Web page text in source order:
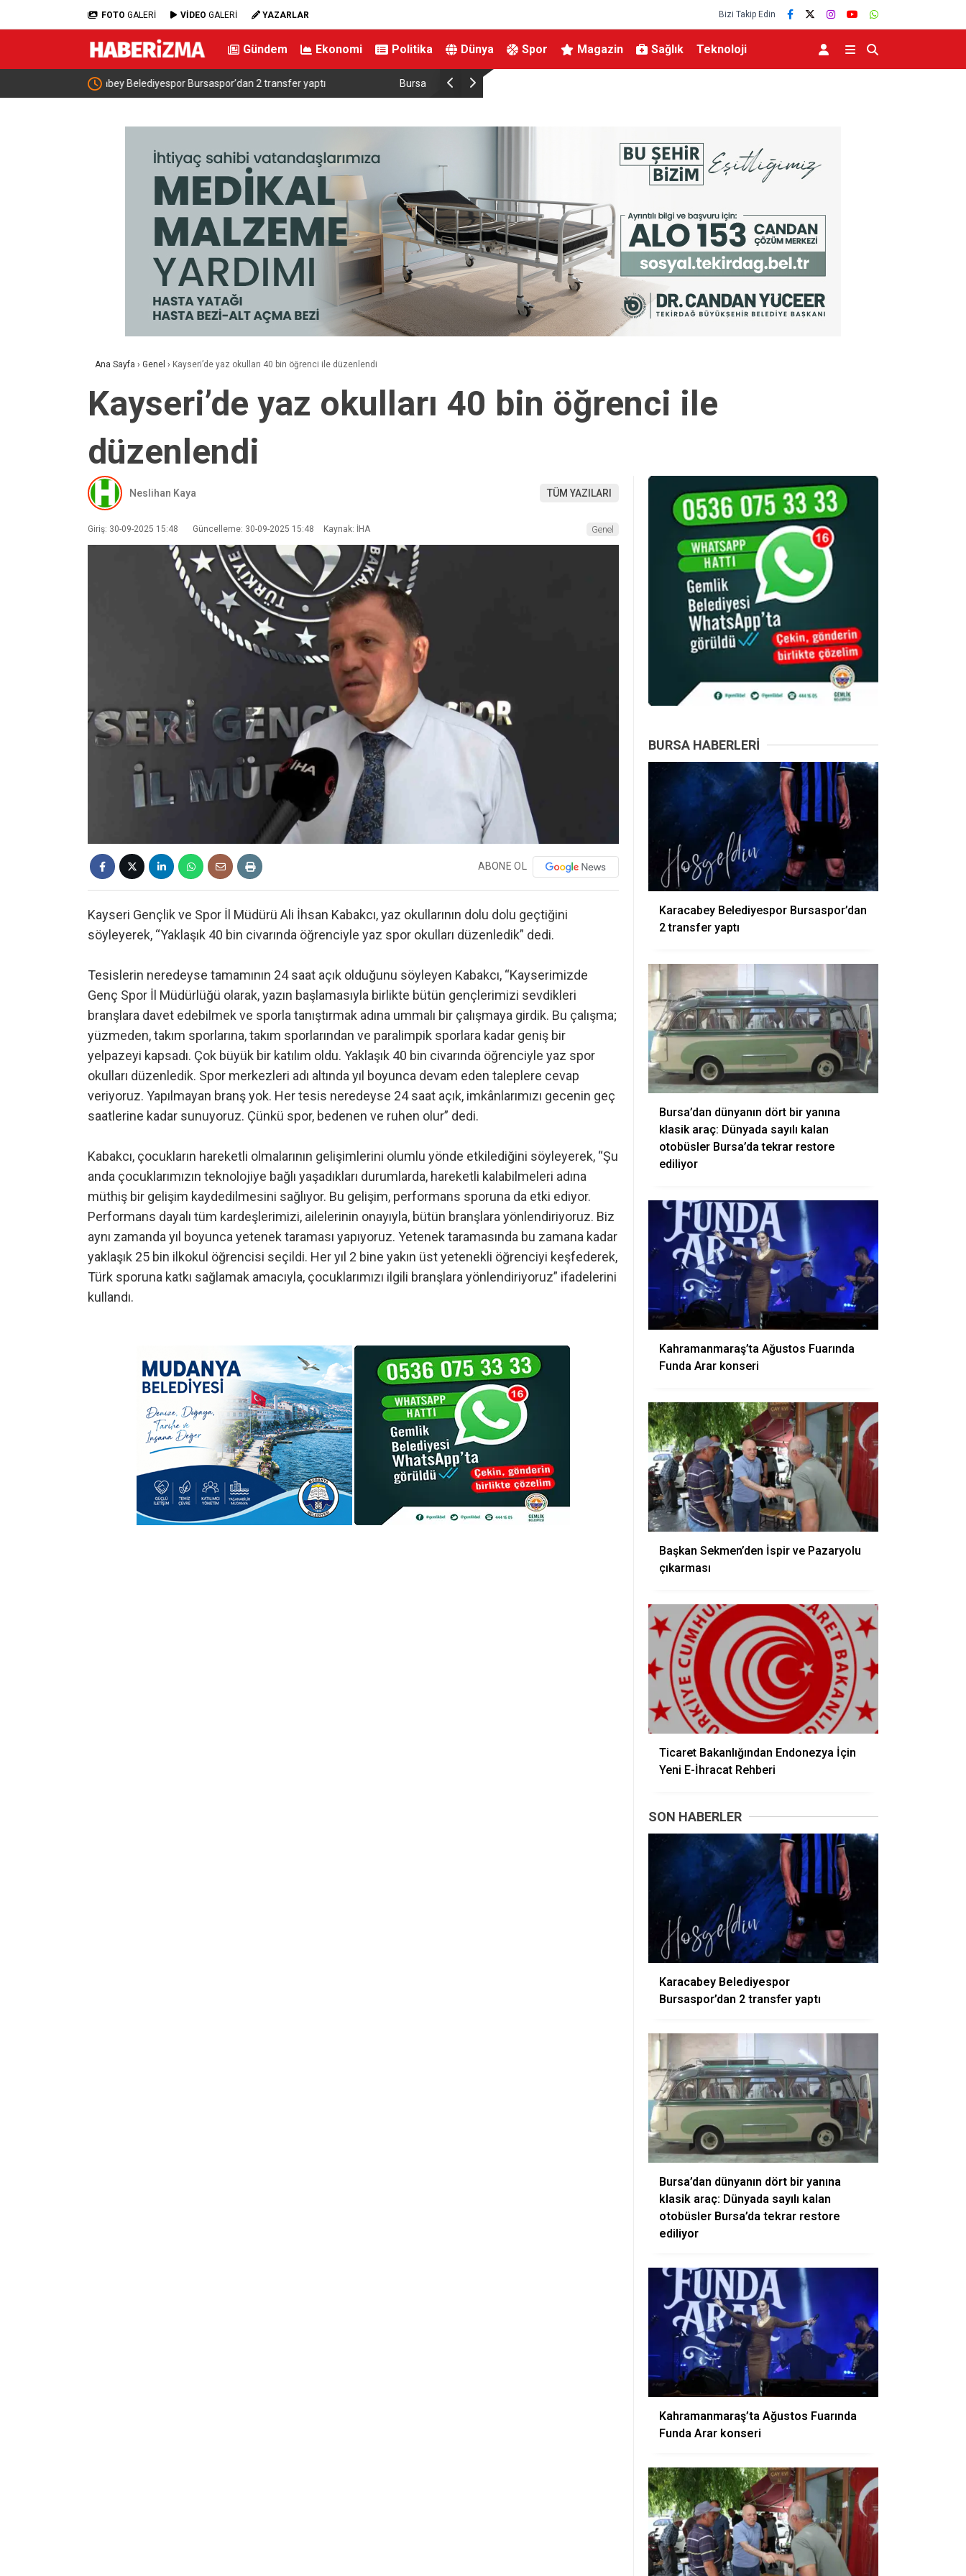
FOTO GALERİ VİDEO GALERİ YAZARLAR Bizi Takip Edin
Gündem Ekonomi Politika Dünya Spor Magazin Sağlık Teknoloji
Bursa’dan dünyanın dört bir yanına klasik araç: Dünyada sayılı kalan Kahramanmaraş’ta Ağustos Fuarında Funda Arar konseri
Ana Sayfa › Genel › Kayseri’de yaz okulları 40 bin öğrenci ile düzenlendi
Kayseri’de yaz okulları 40 bin öğrenci ile
düzenlendi
Neslihan Kaya TÜM YAZILARI
Giriş: 30-09-2025 15:48 Güncelleme: 30-09-2025 15:48 Kaynak: İHA Genel
ABONE OL
Kayseri Gençlik ve Spor İl Müdürü Ali İhsan Kabakcı, yaz okullarının dolu dolu geçtiğini
söyleyerek, “Yaklaşık 40 bin civarında öğrenciyle yaz spor okulları düzenledik” dedi.
Tesislerin neredeyse tamamının 24 saat açık olduğunu söyleyen Kabakcı, “Kayserimizde
Genç Spor İl Müdürlüğü olarak, yazın başlamasıyla birlikte bütün gençlerimizi sevdikleri
branşlara davet edebilmek ve sporla tanıştırmak adına ummalı bir çalışmaya girdik. Bu çalışma;
yüzmeden, takım sporlarına, takım sporlarından ve paralimpik sporlara kadar geniş bir
yelpazeyi kapsadı. Çok büyük bir katılım oldu. Yaklaşık 40 bin civarında öğrenciyle yaz spor
okulları düzenledik. Spor merkezleri adı altında yıl boyunca devam eden taleplere cevap
veriyoruz. Yapılmayan branş yok. Her tesis neredeyse 24 saat açık, imkânlarımızı gecenin geç
saatlerine kadar sunuyoruz. Çünkü spor, bedenen ve ruhen olur” dedi.
Kabakcı, çocukların hareketli olmalarının gelişimlerini olumlu yönde etkilediğini söyleyerek, “Şu
anda çocuklarımızın teknolojiye bağlı yaşadıkları durumlarda, hareketli kalabilmeleri adına
müthiş bir gelişim kaydedilmesini sağlıyor. Bu gelişim, performans sporuna da etki ediyor.
Performans dayalı tüm kardeşlerimizi, ailelerinin onayıyla, bütün branşlara yönlendiriyoruz. Biz
aynı zamanda yıl boyunca yetenek taraması yapıyoruz. Yetenek taramasında bu zamana kadar
yaklaşık 25 bin ilkokul öğrencisi seçildi. Her yıl 2 bine yakın üst yetenekli öğrenciyi keşfederek,
Türk sporuna katkı sağlamak amacıyla, çocuklarımızı ilgili branşlara yönlendiriyoruz” ifadelerini
kullandı.
BURSA HABERLERI
Karacabey Belediyespor Bursaspor’dan
2 transfer yaptı
Bursa’dan dünyanın dört bir yanına
klasik araç: Dünyada sayılı kalan
otobüsler Bursa’da tekrar restore
ediliyor
Kahramanmaraş’ta Ağustos Fuarında
Funda Arar konseri
Başkan Sekmen’den İspir ve Pazaryolu
çıkarması
Ticaret Bakanlığından Endonezya İçin
Yeni E-İhracat Rehberi
SON HABERLER
Karacabey Belediyespor
Bursaspor’dan 2 transfer yaptı
Bursa’dan dünyanın dört bir yanına
klasik araç: Dünyada sayılı kalan
otobüsler Bursa’da tekrar restore
ediliyor
Kahramanmaraş’ta Ağustos Fuarında
Funda Arar konseri